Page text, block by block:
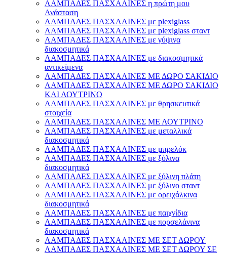
ΛΑΜΠΑΔΕΣ ΠΑΣΧΑΛΙΝΕΣ η πρώτη μου
Ανάσταση
ΛΑΜΠΑΔΕΣ ΠΑΣΧΑΛΙΝΕΣ με plexiglass
ΛΑΜΠΑΔΕΣ ΠΑΣΧΑΛΙΝΕΣ με plexiglass σταντ
ΛΑΜΠΑΔΕΣ ΠΑΣΧΑΛΙΝΕΣ με γύψινα
διακοσμητικά
ΛΑΜΠΑΔΕΣ ΠΑΣΧΑΛΙΝΕΣ με διακοσμητικά
αντικείμενα
ΛΑΜΠΑΔΕΣ ΠΑΣΧΑΛΙΝΕΣ ΜΕ ΔΩΡΟ ΣΑΚΙΔΙΟ
ΛΑΜΠΑΔΕΣ ΠΑΣΧΑΛΙΝΕΣ ΜΕ ΔΩΡΟ ΣΑΚΙΔΙΟ
ΚΑΙ ΛΟΥΤΡΙΝΟ
ΛΑΜΠΑΔΕΣ ΠΑΣΧΑΛΙΝΕΣ με θρησκευτικά
στοιχεία
ΛΑΜΠΑΔΕΣ ΠΑΣΧΑΛΙΝΕΣ ΜΕ ΛΟΥΤΡΙΝΟ
ΛΑΜΠΑΔΕΣ ΠΑΣΧΑΛΙΝΕΣ με μεταλλικά
διακοσμητικά
ΛΑΜΠΑΔΕΣ ΠΑΣΧΑΛΙΝΕΣ με μπρελόκ
ΛΑΜΠΑΔΕΣ ΠΑΣΧΑΛΙΝΕΣ με ξύλινα
διακοσμητικά
ΛΑΜΠΑΔΕΣ ΠΑΣΧΑΛΙΝΕΣ με ξύλινη πλάτη
ΛΑΜΠΑΔΕΣ ΠΑΣΧΑΛΙΝΕΣ με ξύλινο σταντ
ΛΑΜΠΑΔΕΣ ΠΑΣΧΑΛΙΝΕΣ με ορειχάλκινα
διακοσμητικά
ΛΑΜΠΑΔΕΣ ΠΑΣΧΑΛΙΝΕΣ με παιχνίδια
ΛΑΜΠΑΔΕΣ ΠΑΣΧΑΛΙΝΕΣ με πορσελάνινα
διακοσμητικά
ΛΑΜΠΑΔΕΣ ΠΑΣΧΑΛΙΝΕΣ ΜΕ ΣΕΤ ΔΩΡΟΥ
ΛΑΜΠΑΔΕΣ ΠΑΣΧΑΛΙΝΕΣ ΜΕ ΣΕΤ ΔΩΡΟΥ ΣΕ